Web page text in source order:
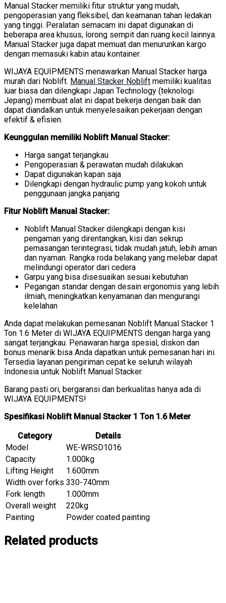
Manual Stacker memiliki fitur struktur yang mudah,
pengoperasian yang fleksibel, dan keamanan tahan ledakan
yang tinggi. Peralatan semacam ini dapat digunakan di
beberapa area khusus, lorong sempit dan ruang kecil lainnya.
Manual Stacker juga dapat memuat dan menurunkan kargo
dengan memasuki kabin atau kontainer.
WIJAYA EQUIPMENTS menawarkan Manual Stacker harga
murah dari Noblift. Manual Stacker Noblift memiliki kualitas
luar biasa dan dilengkapi Japan Technology (teknologi
Jepang) membuat alat ini dapat bekerja dengan baik dan
dapat diandalkan untuk menyelesaikan pekerjaan dengan
efektif & efisien.
Keunggulan memiliki Noblift Manual Stacker:
Harga sangat terjangkau
Pengoperasian & perawatan mudah dilakukan
Dapat digunakan kapan saja
Dilengkapi dengan hydraulic pump yang kokoh untuk
penggunaan jangka panjang
Fitur Noblift Manual Stacker:
Noblift Manual Stacker dilengkapi dengan kisi
pengaman yang direntangkan, kisi dan sekrup
pemasangan terintegrasi, tidak mudah jatuh, lebih aman
dan nyaman. Rangka roda belakang yang melebar dapat
melindungi operator dari cedera
Garpu yang bisa disesuaikan sesuai kebutuhan
Pegangan standar dengan desain ergonomis yang lebih
ilmiah, meningkatkan kenyamanan dan mengurangi
kelelahan
Anda dapat melakukan pemesanan Noblift Manual Stacker 1
Ton 1.6 Meter di WIJAYA EQUIPMENTS dengan harga yang
sangat terjangkau. Penawaran harga spesial, diskon dan
bonus menarik bisa Anda dapatkan untuk pemesanan hari ini.
Tersedia layanan pengiriman cepat ke seluruh wilayah
Indonesia untuk Noblift Manual Stacker.
Barang pasti ori, bergaransi dan berkualitas hanya ada di
WIJAYA EQUIPMENTS!
Spesifikasi Noblift Manual Stacker 1 Ton 1.6 Meter
Category
Details
Model
WE-WRSD1016
Capacity
1.000kg
Lifting Height
1.600mm
Width over forks 330-740mm
Fork length
1.000mm
Overall weight
220kg
Painting
Powder coated painting
Related products